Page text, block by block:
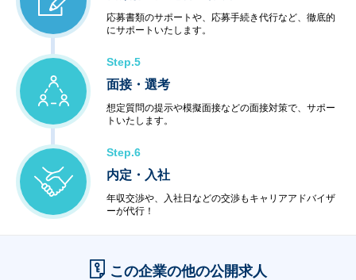
応募書類のサポートや、応募手続き代行など、徹底的
にサポートいたします。
Step.5
面接・選考
想定質問の提示や模擬面接などの面接対策で、サポー
トいたします。
Step.6
内定・入社
年収交渉や、入社日などの交渉もキャリアアドバイザ
ーが代行！
この企業の他の公開求人